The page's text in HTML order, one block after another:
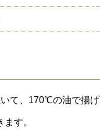
て、170℃の油で揚げ
す。